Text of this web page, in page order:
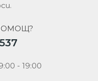
- 19:00